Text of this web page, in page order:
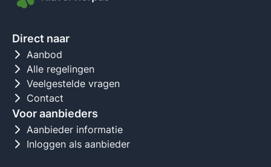
Direct naar
Aanbod
Alle regelingen
Veelgestelde vragen
Contact
Voor aanbieders
Aanbieder informatie
Inloggen als aanbieder